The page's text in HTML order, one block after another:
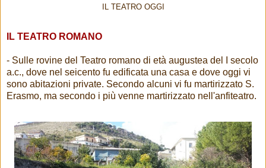
IL TEATRO OGGI
IL TEATRO ROMANO
- Sulle rovine del Teatro romano di età augustea del I secolo
a.c., dove nel seicento fu edificata una casa e dove oggi vi
sono abitazioni private. Secondo alcuni vi fu martirizzato S.
Erasmo, ma secondo i più venne martirizzato nell'anfiteatro.